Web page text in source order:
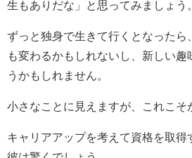
生もありだな」と思ってみましょう。
ずっと独身で生きて行くとなったら
も変わるかもしれないし、新しい趣
うかもしれません。
小さなことに見えますが、これこそ
キャリアアップを考えて資格を取得